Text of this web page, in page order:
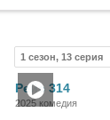
1 сезон, 13 серия
Рейс 314
2025 комедия